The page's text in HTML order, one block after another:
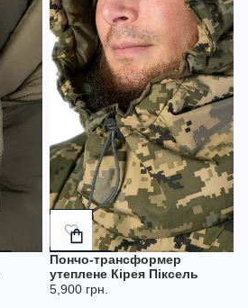
Додати
кошик
Пончо-трансформер
утеплене Кірея Піксель
5,900 грн.